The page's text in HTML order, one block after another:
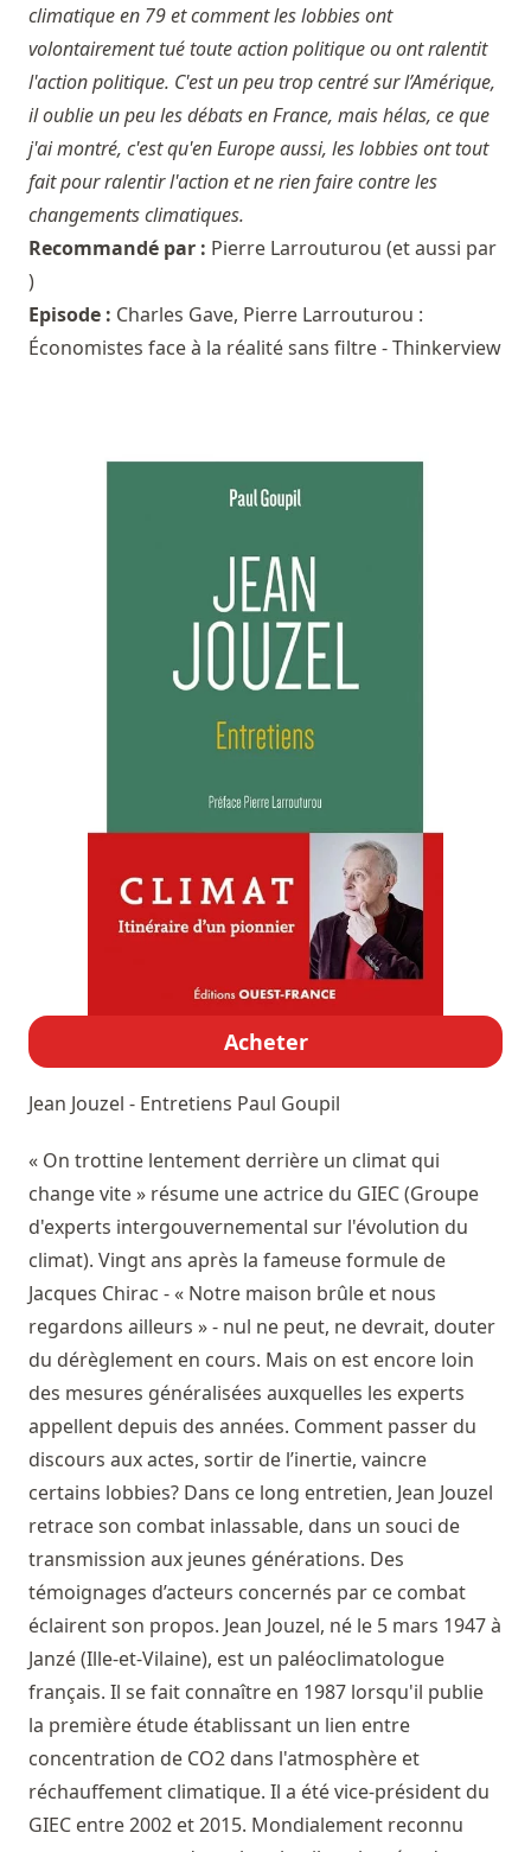
climatique en 79 et comment les lobbies ont
volontairement tué toute action politique ou ont ralentit
l'action politique. C'est un peu trop centré sur l’Amérique,
il oublie un peu les débats en France, mais hélas, ce que
j'ai montré, c'est qu'en Europe aussi, les lobbies ont tout
fait pour ralentir l'action et ne rien faire contre les
changements climatiques.
Recommandé par : Pierre Larrouturou (et aussi par
)
Episode : Charles Gave, Pierre Larrouturou :
Économistes face à la réalité sans filtre - Thinkerview
Acheter
Jean Jouzel - Entretiens Paul Goupil
« On trottine lentement derrière un climat qui
change vite » résume une actrice du GIEC (Groupe
d'experts intergouvernemental sur l'évolution du
climat). Vingt ans après la fameuse formule de
Jacques Chirac - « Notre maison brûle et nous
regardons ailleurs » - nul ne peut, ne devrait, douter
du dérèglement en cours. Mais on est encore loin
des mesures généralisées auxquelles les experts
appellent depuis des années. Comment passer du
discours aux actes, sortir de l’inertie, vaincre
certains lobbies? Dans ce long entretien, Jean Jouzel
retrace son combat inlassable, dans un souci de
transmission aux jeunes générations. Des
témoignages d’acteurs concernés par ce combat
éclairent son propos. Jean Jouzel, né le 5 mars 1947 à
Janzé (Ille-et-Vilaine), est un paléoclimatologue
français. Il se fait connaître en 1987 lorsqu'il publie
la première étude établissant un lien entre
concentration de CO2 dans l'atmosphère et
réchauffement climatique. Il a été vice-président du
GIEC entre 2002 et 2015. Mondialement reconnu